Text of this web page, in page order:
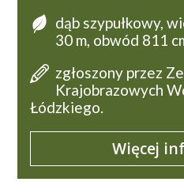
dąb szypułkowy,
30 m, obwód 811
zgłoszony przez
Krajobrazowych
Łódzkiego.
Więcej